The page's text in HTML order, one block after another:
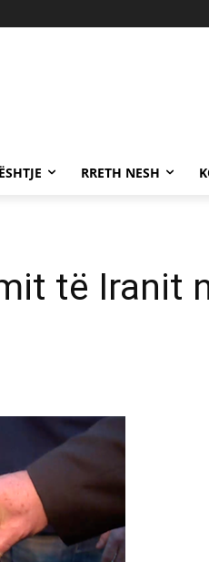
RRETH NESH
të Iranit